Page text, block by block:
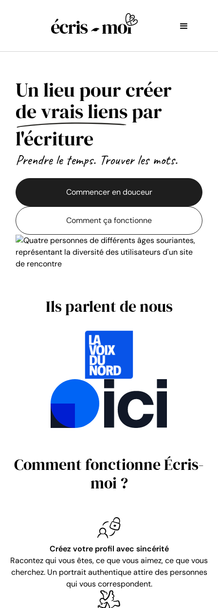
Un lieu pour créer
de vrais lienspar
l'écriture
Prendre le temps. Trouver les mots.
Commencer en douceur
Comment ça fonctionne
Ils parlent de nous
Comment fonctionne Écris-
moi ?
Créez votre profil avec sincérité
Racontez qui vous êtes, ce que vous aimez, ce que vous
cherchez. Un portrait authentique attire des personnes
qui vous correspondent.